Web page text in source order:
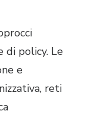
di policy. Le
e
reti